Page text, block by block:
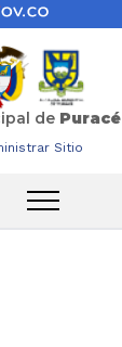
de Puracé
Sitio